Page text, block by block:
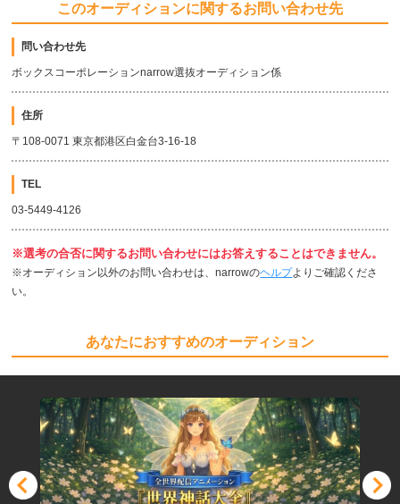
このオーディションに関するお問い合わせ先
問い合わせ先
ボックスコーポレーションnarrow選抜オーディション係
住所
〒108-0071 東京都港区白金台3-16-18
TEL
03-5449-4126
※選考の合否に関するお問い合わせにはお答えすることはできません。
※オーディション以外のお問い合わせは、narrowのヘルプよりご確認くださ
い。
あなたにおすすめのオーディション